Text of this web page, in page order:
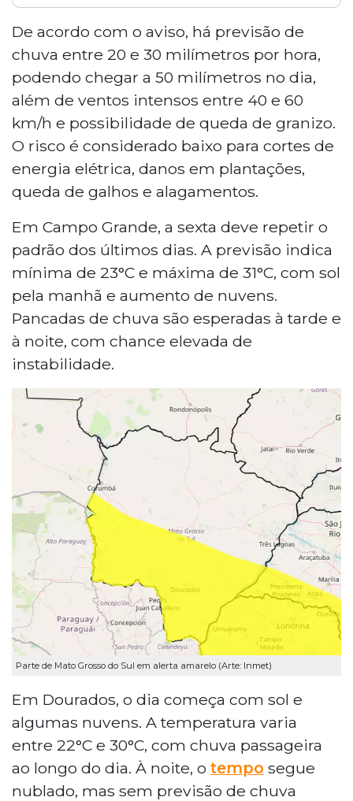
A sexta-feira em Mato Grosso do Sul será
marcada por instabilidade climática, com sol
entre nuvens e risco de tempestades. O Inmet
emitiu alerta de perigo potencial, prevendo
chuvas de até 50 milímetros no dia e ventos de
até 60 km/h, com possibilidade de granizo.Em
Campo Grande, a temperatura oscilará entre
23°C e 31°C, enquanto Corumbá registrará
máxima de 34°C. Três Lagoas apresenta o
cenário mais crítico, com previsão de chuvas
durante todo o dia e temperatura máxima de
alagamentos.
De acordo com o aviso, há previsão de
chuva entre 20 e 30 milímetros por hora,
podendo chegar a 50 milímetros no dia,
além de ventos intensos entre 40 e 60
km/h e possibilidade de queda de granizo.
O risco é considerado baixo para cortes de
energia elétrica, danos em plantações,
queda de galhos e alagamentos.
Em Campo Grande, a sexta deve repetir o
padrão dos últimos dias. A previsão indica
mínima de 23°C e máxima de 31°C, com sol
pela manhã e aumento de nuvens.
Pancadas de chuva são esperadas à tarde e
à noite, com chance elevada de
instabilidade.
Parte de Mato Grosso do Sul em alerta amarelo (Arte: Inmet)
Em Dourados, o dia começa com sol e
algumas nuvens. A temperatura varia
entre 22°C e 30°C, com chuva passageira
ao longo do dia. À noite, o tempo segue
nublado, mas sem previsão de chuva